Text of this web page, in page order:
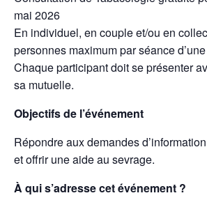
mai 2026
En individuel, en couple et/ou en
personnes maximum par séance
Chaque participant doit se présenter
sa mutuelle.
Objectifs de l’événement
Répondre aux demandes
et offrir une aide au sevrage.
À qui s’adresse cet événement ?